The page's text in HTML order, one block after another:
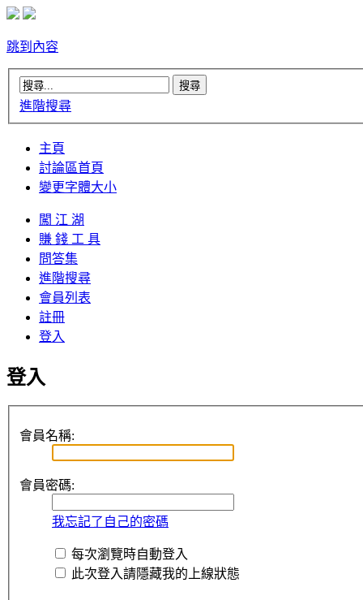
跳到內容
進階搜尋
主頁
討論區首頁
變更字體大小
闖 江 湖
賺 錢 工 具
問答集
進階搜尋
會員列表
註冊
登入
登入
會員名稱:
會員密碼:
我忘記了自己的密碼
每次瀏覽時自動登入
此次登入請隱藏我的上線狀態